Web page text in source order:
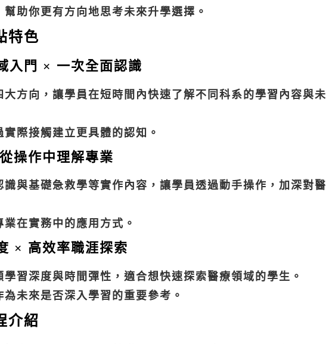
助你更有方向地思考未來升學選擇。
特色
入門 × 一次全面認識
方向，讓學員在短時間內快速了解不同科系的學習內容與未
際接觸建立更具體的認知。
操作中理解專業
與基礎急救學等實作內容，讓學員透過動手操作，加深對醫
在實務中的應用方式。
× 高效率職涯探索
習深度與時間彈性，適合想快速探索醫療領域的學生。
未來是否深入學習的重要參考。
介紹